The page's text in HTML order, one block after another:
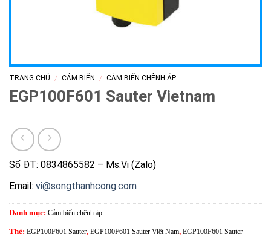
TRANG CHỦ / CẢM BIẾN / CẢM BIẾN CHÊNH ÁP
EGP100F601 Sauter Vietnam
Số ĐT: 0834865582 – Ms.Vi (Zalo)
Email: vi@songthanhcong.com
Danh mục: Cảm biến chênh áp
Thẻ: EGP100F601 Sauter, EGP100F601 Sauter Việt Nam, EGP100F601 Sauter